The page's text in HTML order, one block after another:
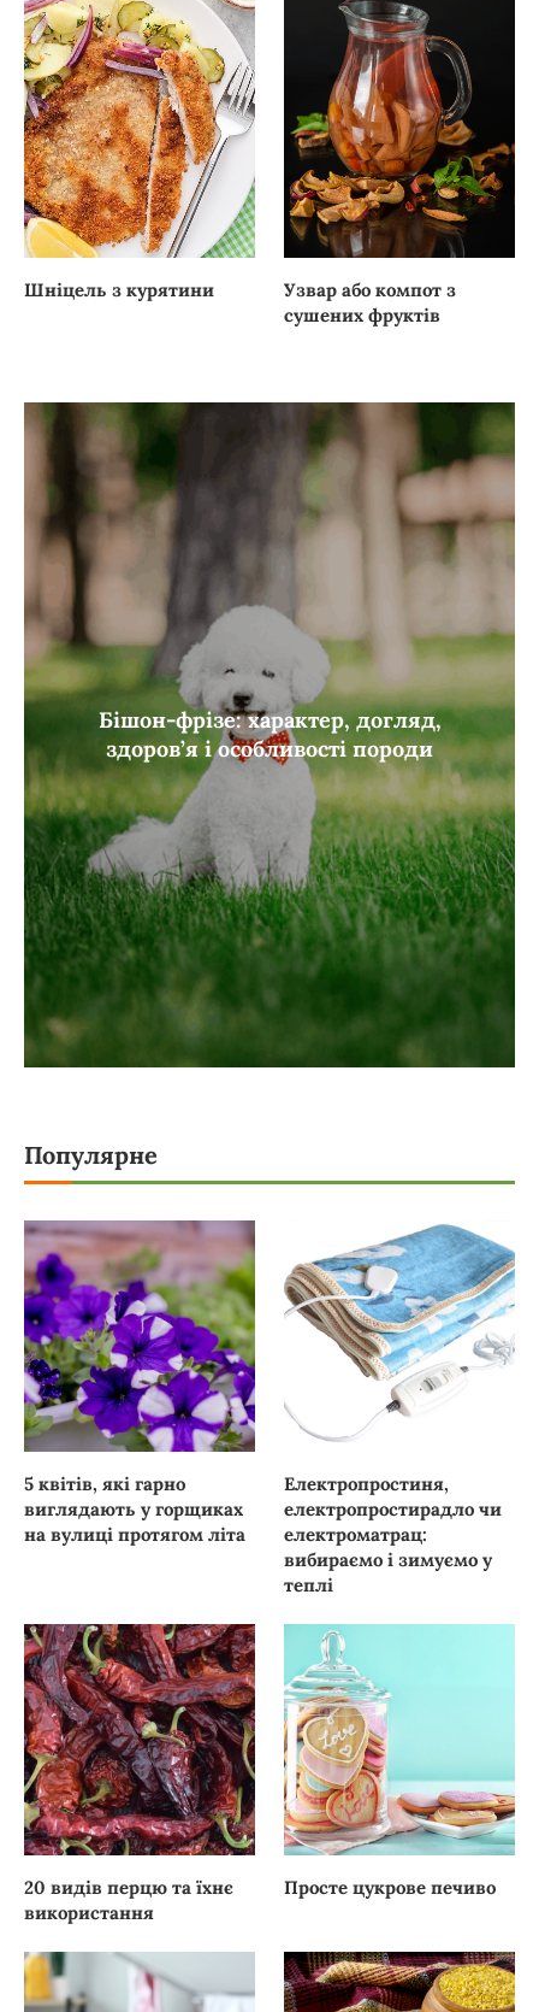
Шніцель з курятини
Узвар або компот з
сушених фруктів
Бішон-фрізе: характер, догляд,
здоров’я і особливості породи
Популярне
5 квітів, які гарно
виглядають у горщиках
на вулиці протягом літа
Електропростиня,
електропростирадло чи
електроматрац:
вибираємо і зимуємо у
теплі
20 видів перцю та їхнє
використання
Просте цукрове печиво